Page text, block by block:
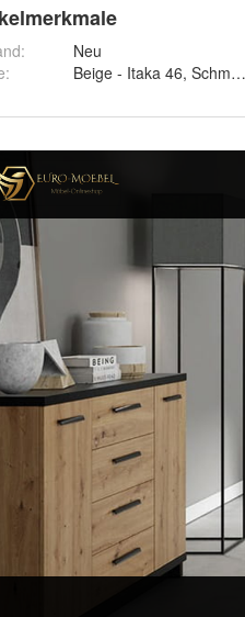
Neu
: Beige - Itaka 46,